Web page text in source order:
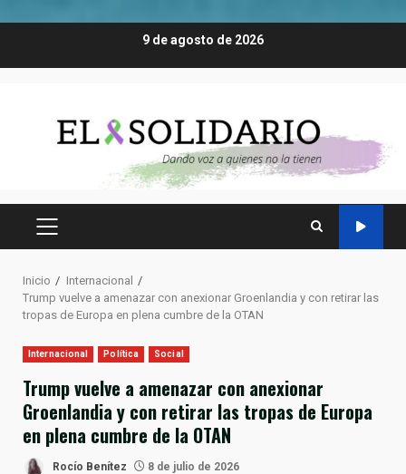
9 de agosto de 2026
MENÚ
Inicio
Internacional
Trump vuelve a amenazar con anexionar Groenlandia y con retirar las
tropas de Europa en plena cumbre de la OTAN
Internacional Política Social
Trump vuelve a amenazar con anexionar
Groenlandia y con retirar las tropas de Europa
en plena cumbre de la OTAN
Rocío Benítez 8 de julio de 2026